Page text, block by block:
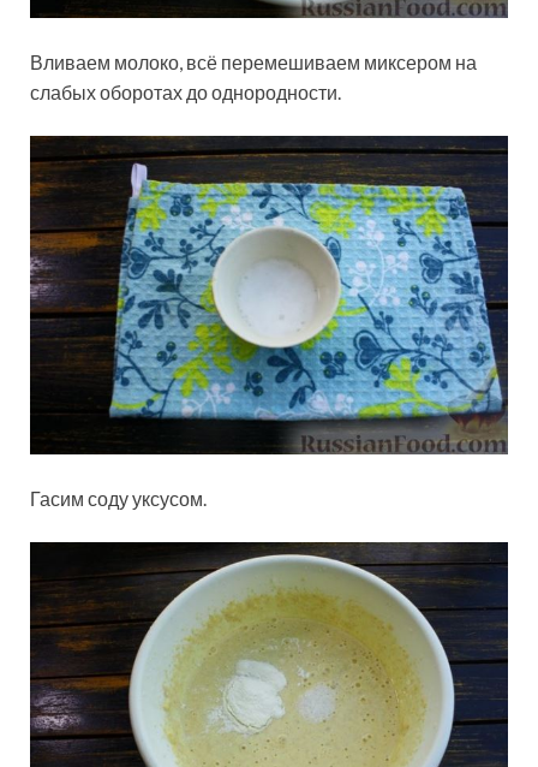
Вливаем молоко, всё перемешиваем миксером на
слабых оборотах до однородности.
Гасим соду уксусом.